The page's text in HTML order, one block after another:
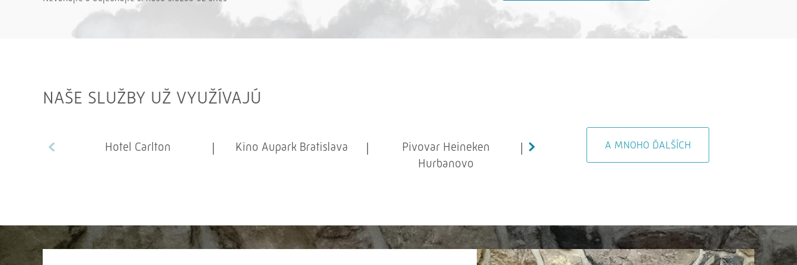
NAŠE SLUŽBY UŽ VYUŽÍVAJÚ
Hotel Carlton Kino Aupark Bratislava
Pivovar Heineken
Hurbanovo
AL Dente BratislavaA MNOHO ĎALŠÍCH